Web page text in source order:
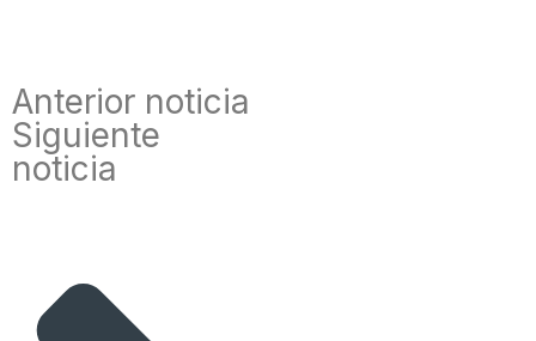
Anterior noticia
Siguiente
noticia